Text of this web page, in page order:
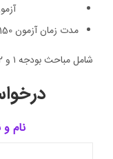
آزمون
مدت زمان آزمون 150 دقیقه است.
شامل مباحث بودجه ۱ و ۲ جهت یادآوری و مرور مطالب می باشد
نام